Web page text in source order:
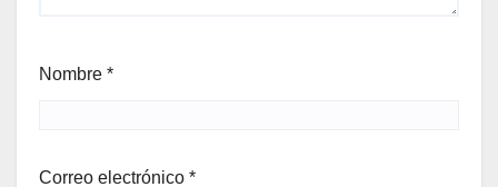
Nombre *
Correo electrónico *